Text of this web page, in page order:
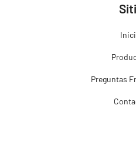
Preguntas